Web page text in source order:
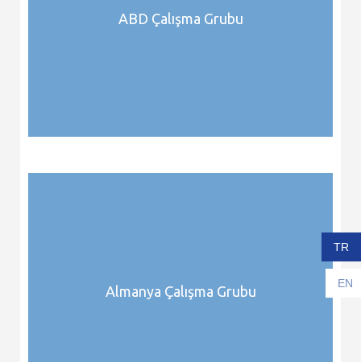
TR
EN
ABD Çalışma Grubu
Almanya Çalışma Grubu